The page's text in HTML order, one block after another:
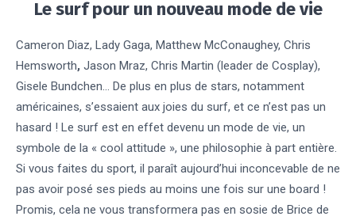
Le surf pour un nouveau mode de vie
Cameron Diaz, Lady Gaga, Matthew McConaughey, Chris
Hemsworth, Jason Mraz, Chris Martin (leader de Cosplay),
Gisele Bundchen… De plus en plus de stars, notamment
américaines, s’essaient aux joies du surf, et ce n’est pas un
hasard ! Le surf est en effet devenu un mode de vie, un
symbole de la « cool attitude », une philosophie à part entière.
Si vous faites du sport, il paraît aujourd’hui inconcevable de ne
pas avoir posé ses pieds au moins une fois sur une board !
Promis, cela ne vous transformera pas en sosie de Brice de